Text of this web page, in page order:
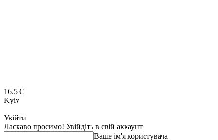
16.5 C
Kyiv
Увійти
Ласкаво просимо! Увійдіть в свій аккаунт
Ваше ім'я користувача